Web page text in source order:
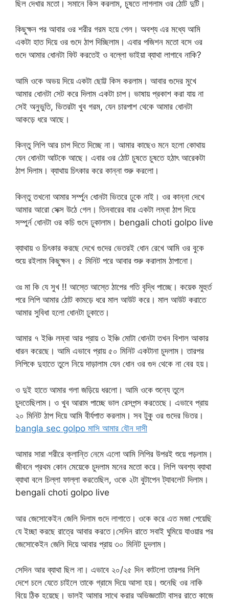
ছিল দেখার মতো। সমানে কিস করলাম, চুষতে লাগলাম ওর ঠোট দুটি।
কিছুক্ষন পর আবার ওর শরীর গরম হয়ে গেল। অবশ্য এর মধ্যে আমি
একটা হাত দিয়ে ওর গুদে ঠাপ দিচ্ছিলাম। এবার পজিশন মতো বসে ওর
গুদে আমার ধোনটা ফিট করতেই ও বল্লো ভাইয়া ব্যাথা লাগাবে নাকি?
আমি ওকে অভয় দিয়ে একটা ছোট্ট কিস করলাম। আবার গুদের মুখে
আমার ধোনটা সেট করে দিলাম একটা চাপ। ভাষায় প্রকাশ করা যায় না
সেই অনুভুতি, ভিতরটা খুব গরম, যেন চারপাশ থেকে আমার ধোনটা
আকড়ে ধরে আছে।
কিন্তু লিপি আর চাপ দিতে দিচ্ছে না। আমার কাছেও মনে হলো কোথায়
যেন ধোনটা আটকে আছে। এবার ওর ঠোট চুষতে চুষতে হঠাৎ আরেকটা
ঠাপ দিলাম। ব্যাথায় চিৎকার করে কান্না শুরু করলো।
কিন্তু তখনো আমার সর্ম্পুন ধোনটা ভিতরে ঢুকে নাই। ওর কান্না দেখে
আমার আরো সেক্স উঠে গেল। তিনবারের বার একটা লম্বা ঠাপ দিয়ে
সম্পুর্ন ধোনটা ওর কচি গুদে ঢুকালাম। bengali choti golpo live
ব্যাথায় ও চিৎকার করছে দেখে গুদের ভেতরই ধোন রেখে আমি ওর বুকে
শুয়ে রইলাম কিছুক্ষন। ৫ মিনিট পরে আবার শুরু করালাম ঠাপানো।
ওঃ মা কি যে সুখ !! আস্তে আস্তে ঠাপের গতি বৃদ্ধি পাচ্ছে। কয়েক মুহুর্ত
পরে লিপি আমার ঠোট কামড়ে ধরে মাল আউট করে। মাল আউট করাতে
আমার সুবিধা হলো ধোনটা ঢুকাতে।
আমার ৭ ইঞ্চি লম্বা আর প্রায় ৩ ইঞ্চি মোটা ধোনটা তখন বিশাল আকার
ধারন করেছে। আমি এভাবে প্রায় ৫০ মিনিট একটানা চুদলাম। তারপর
লিপিকে দুহাতে তুলে নিয়ে দাড়ালাম যেন ধোন ওর গুদ থেকে না বের হয়।
ও দুই হাতে আমার গলা জড়িয়ে ধরলো। আমি ওকে শুন্যে তুলে
চুদতেছিলাম। ও খুব আরাম পাচ্ছে ভাল রেসপন্স করতেছে। এভাবে প্রায়
২০ মিনিট ঠাপ দিয়ে আমি বীর্যপাত করলাম। সব টুকু ওর গুদের ভিতর।
bangla sec golpo মাসি আমার যৌন দাসী
আমার সারা শরীরে ক্লান্তি নেমে এলো আমি লিপির উপরই শুয়ে পড়লাম।
জীবনে প্রথম কোন মেয়েকে চুদলাম মনের মতো করে। লিপি অবশ্য ব্যাথা
ব্যাথা বলে চিল্লা ফাল্লা করতেছিল, ওকে ২টা বুটাপেন ট্যাবলেট দিলাম।
bengali choti golpo live
আর জেসোকেইন জেলি দিলাম গুদে লাগাতে। ওকে করে এত মজা পেয়েছি
যে ইচ্ছা করছে রাত্রে আবার করতে।সেদিন রাতে সবাই ঘুমিয়ে যাওয়ার পর
জেসোকেইন জেলি দিয়ে আবার প্রায় ৩০ মিনিট চুদলাম।
সেদিন আর ব্যাথা ছিল না। এভাবে ২০/২৫ দিন কাটলো তারপর লিপি
দেশে চলে যেতে চাইলে তাকে গ্রামে দিয়ে আসা হয়। শুনেছি ওর নাকি
বিয়ে ঠিক হয়েছে। ভালই আমার সাথে করার অভিজ্ঞতাটা বাসর রাতে কাজে